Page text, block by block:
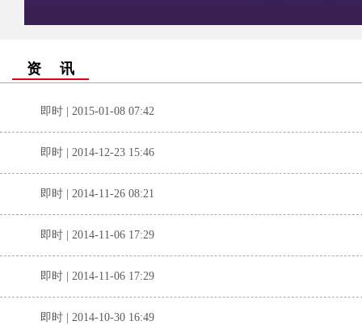
资 讯
即时 | 2015-01-08 07:42
即时 | 2014-12-23 15:46
即时 | 2014-11-26 08:21
即时 | 2014-11-06 17:29
即时 | 2014-11-06 17:29
即时 | 2014-10-30 16:49